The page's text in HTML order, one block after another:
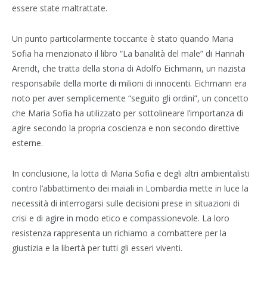
essere state maltrattate.
Un punto particolarmente toccante è stato quando Maria
Sofia ha menzionato il libro “La banalità del male” di Hannah
Arendt, che tratta della storia di Adolfo Eichmann, un nazista
responsabile della morte di milioni di innocenti. Eichmann era
noto per aver semplicemente “seguito gli ordini”, un concetto
che Maria Sofia ha utilizzato per sottolineare l’importanza di
agire secondo la propria coscienza e non secondo direttive
esterne.
In conclusione, la lotta di Maria Sofia e degli altri ambientalisti
contro l’abbattimento dei maiali in Lombardia mette in luce la
necessità di interrogarsi sulle decisioni prese in situazioni di
crisi e di agire in modo etico e compassionevole. La loro
resistenza rappresenta un richiamo a combattere per la
giustizia e la libertà per tutti gli esseri viventi.